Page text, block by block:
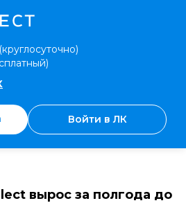
(круглосуточно)
Войти в ЛК
вырос за полгода до